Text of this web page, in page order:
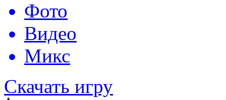
Фото
Видео
Микс
Скачать игру